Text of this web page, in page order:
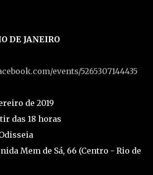
DE JANEIRO
events/5265307144435
de 2019
das 18 horas
Mem de Sá, 66 (Centro - Rio de